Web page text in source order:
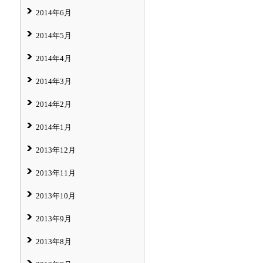
2014年6月
2014年5月
2014年4月
2014年3月
2014年2月
2014年1月
2013年12月
2013年11月
2013年10月
2013年9月
2013年8月